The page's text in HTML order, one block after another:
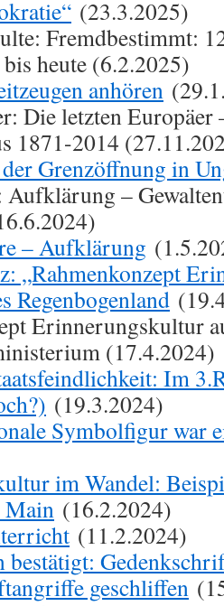
(23.3.2025)
Fremdbestimmt:
heute (6.2.2025)
anhören
Die letzten Europäer
1871-2014
der Grenzöffnung in
Aufklärung –
– Aufklärung
„Rahmenkonzept
Regenbogenland
Erinnerungskultur
(17.4.2024)
Im
(19.3.2024)
Symbolfigur war
im Wandel:
Main (16.2.2024)
(11.2.2024)
bestätigt:
geschliffen